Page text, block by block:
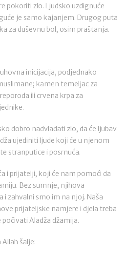
pokoriti zlo. Ljudsko uzdignuće
je samo kajanjem. Drugog puta
za duševnu bol, osim praštanja.
inicijacija, podjednako
kamen temeljac za
ili crvena krpa za
dobro nadvladati zlo, da će ljubav
ujediniti ljude koji će u njenom
stranputice i posrnuća.
i prijatelji, koji će nam pomoći da
Bez sumnje, njihova
i zahvalni smo im na njoj. Naša
prijateljske namjere i djela treba
Aladža džamija.
šalje: